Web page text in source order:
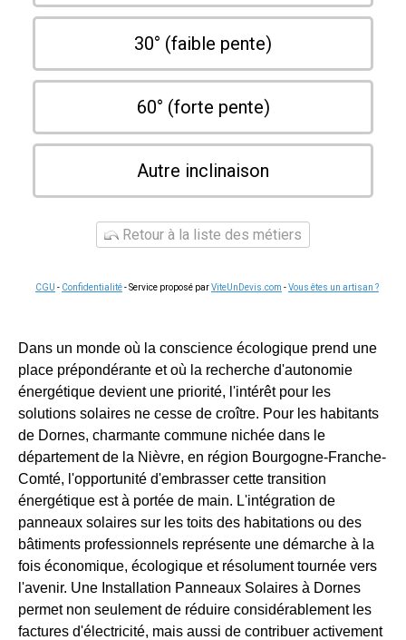
30° (faible pente)
60° (forte pente)
Autre inclinaison
Retour à la liste des métiers
CGU - Confidentialité- Service proposé parViteUnDevis.com -Vous êtes un artisan ?
Dans un monde où la conscience écologique prend une
place prépondérante et où la recherche d'autonomie
énergétique devient une priorité, l'intérêt pour les
solutions solaires ne cesse de croître. Pour les habitants
de Dornes, charmante commune nichée dans le
département de la Nièvre, en région Bourgogne-Franche-
Comté, l'opportunité d'embrasser cette transition
énergétique est à portée de main. L'intégration de
panneaux solaires sur les toits des habitations ou des
bâtiments professionnels représente une démarche à la
fois économique, écologique et résolument tournée vers
l'avenir. Une Installation Panneaux Solaires à Dornes
permet non seulement de réduire considérablement les
factures d'électricité, mais aussi de contribuer activement